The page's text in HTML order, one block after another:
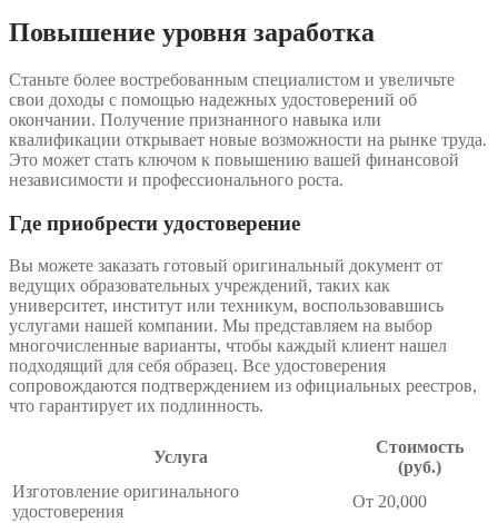
Повышение уровня заработка
Станьте более востребованным специалистом и увеличьте
свои доходы с помощью надежных удостоверений об
окончании. Получение признанного навыка или
квалификации открывает новые возможности на рынке труда.
Это может стать ключом к повышению вашей финансовой
независимости и профессионального роста.
Где приобрести удостоверение
Вы можете заказать готовый оригинальный документ от
ведущих образовательных учреждений, таких как
университет, институт или техникум, воспользовавшись
услугами нашей компании. Мы представляем на выбор
многочисленные варианты, чтобы каждый клиент нашел
подходящий для себя образец. Все удостоверения
сопровождаются подтверждением из официальных реестров,
что гарантирует их подлинность.
Услуга
Стоимость
(руб.)
Изготовление оригинального
удостоверения
От 20,000